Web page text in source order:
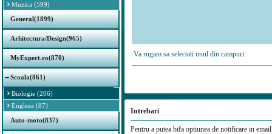
Muzica (599)
General(1899)
Arhitectura/Design(965)
MyExpert.ro(870)
Scoala(861)
Biologie (206)
Engleza (87)
Auto-moto(837)
Va rugam sa selectati unul din campuri:
Intrebari
Pentru a putea bifa optiunea de notificare in